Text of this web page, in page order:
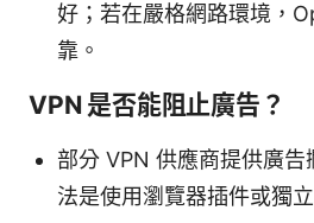
好；若在嚴格網路環境，
靠。
VPN 是否能阻止廣告？
部分 VPN 供應商提供廣
法是使用瀏覽器插件或獨